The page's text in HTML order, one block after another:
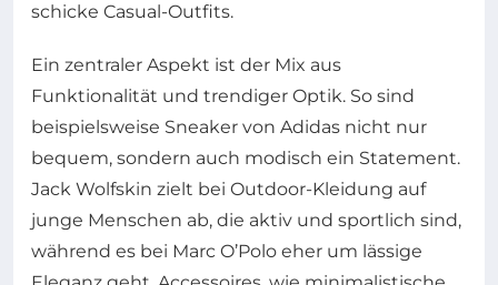
schicke Casual-Outfits.
Ein zentraler Aspekt ist der Mix aus
Funktionalität und trendiger Optik. So sind
beispielsweise Sneaker von Adidas nicht nur
bequem, sondern auch modisch ein Statement.
Jack Wolfskin zielt bei Outdoor-Kleidung auf
junge Menschen ab, die aktiv und sportlich sind,
während es bei Marc O’Polo eher um lässige